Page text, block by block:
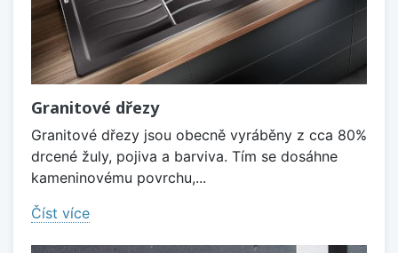
Granitové dřezy
Granitové dřezy jsou obecně vyráběny z cca 80%
drcené žuly, pojiva a barviva. Tím se dosáhne
kameninovému povrchu,...
Číst více